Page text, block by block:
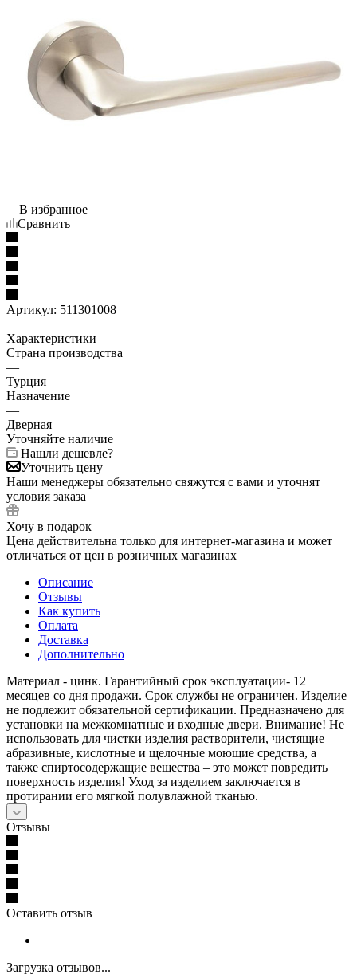
В избранное
Сравнить
Артикул: 511301008
Характеристики
Страна производства
—
Турция
Назначение
—
Дверная
Уточняйте наличие
Нашли дешевле?
Уточнить цену
Наши менеджеры обязательно свяжутся с вами и уточнят
условия заказа
Хочу в подарок
Цена действительна только для интернет-магазина и может
отличаться от цен в розничных магазинах
Описание
Отзывы
Как купить
Оплата
Доставка
Дополнительно
Материал - цинк. Гарантийный срок эксплуатации- 12
месяцев со дня продажи. Срок службы не ограничен. Изделие
не подлежит обязательной сертификации. Предназначено для
установки на межкомнатные и входные двери. Внимание! Не
использовать для чистки изделия растворители, чистящие
абразивные, кислотные и щелочные моющие средства, а
также спиртосодержащие вещества – это может повредить
поверхность изделия! Уход за изделием заключается в
протирании его мягкой полувлажной тканью.
Отзывы
Оставить отзыв
Загрузка отзывов...